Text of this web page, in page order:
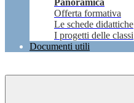
Panoramica
Offerta formativa
Le schede didattiche
I progetti delle classi
Documenti utili